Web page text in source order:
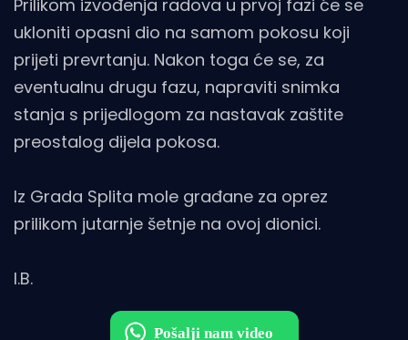
Prilikom izvođenja radova u prvoj fazi će se
ukloniti opasni dio na samom pokosu koji
prijeti prevrtanju. Nakon toga će se, za
eventualnu drugu fazu, napraviti snimka
stanja s prijedlogom za nastavak zaštite
preostalog dijela pokosa.
Iz Grada Splita mole građane za oprez
prilikom jutarnje šetnje na ovoj dionici.
I.B.